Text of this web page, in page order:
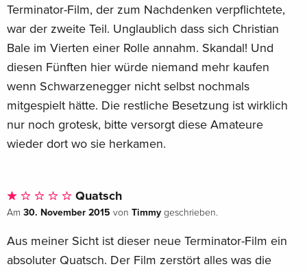
Terminator-Film, der zum Nachdenken verpflichtete,
war der zweite Teil. Unglaublich dass sich Christian
Bale im Vierten einer Rolle annahm. Skandal! Und
diesen Fünften hier würde niemand mehr kaufen
wenn Schwarzenegger nicht selbst nochmals
mitgespielt hätte. Die restliche Besetzung ist wirklich
nur noch grotesk, bitte versorgt diese Amateure
wieder dort wo sie herkamen.
Quatsch
Am 30. November 2015 von Timmy geschrieben.
Aus meiner Sicht ist dieser neue Terminator-Film ein
absoluter Quatsch. Der Film zerstört alles was die